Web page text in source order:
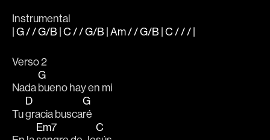
Instrumental
| G / / G/B | C / / G/B | Am / / G/B | C / / / |
Verso 2
Nada
G
bueno hay en mi
Tu
D
gracia busca
G
ré
Em7
C